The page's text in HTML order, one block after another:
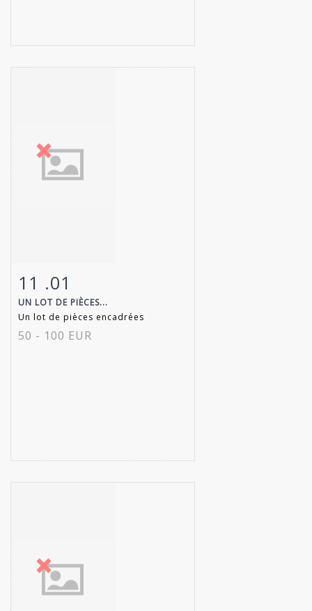
Fiche détaillée
11 .01
UN LOT DE PIÈCES...
Un lot de pièces encadrées
50 - 100 EUR